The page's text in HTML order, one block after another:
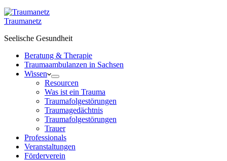
Traumanetz
Seelische Gesundheit
Beratung & Therapie
Traumaambulanzen in Sachsen
Wissen
Resourcen
Was ist ein Trauma
Traumafolgestörungen
Traumagedächtnis
Traumafolgestörungen
Trauer
Professionals
Veranstaltungen
Förderverein